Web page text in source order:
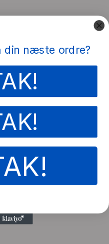
din næste ordre?